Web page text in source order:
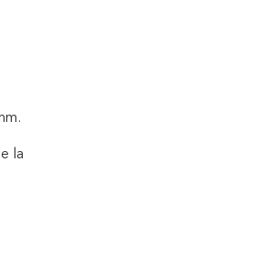
la